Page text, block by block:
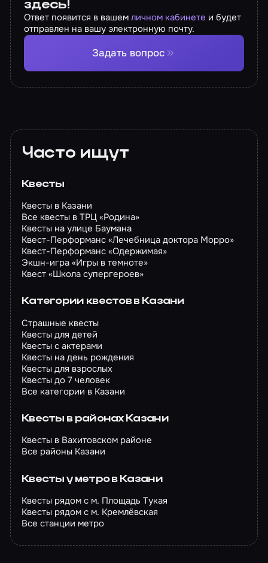
здесь!
Ответ появится в вашемличном кабинете и будет
отправлен на вашу электронную почту.
Задать вопрос
Часто ищут
Квесты
Квесты в Казани
Все квесты в ТРЦ «Родина»
Квесты на улице Баумана
Квест-Перформанс «Лечебница доктора Морро»
Квест-Перформанс «Одержимая»
Экшн-игра «Игры в темноте»
Квест «Школа супергероев»
Категории квестов в Казани
Страшные квесты
Квесты для детей
Квесты с актерами
Квесты на день рождения
Квесты для взрослых
Квесты до 7 человек
Все категории в Казани
Квесты в районах Казани
Квесты в Вахитовском районе
Все районы Казани
Квесты у метро в Казани
Квесты рядом с м. Площадь Тукая
Квесты рядом с м. Кремлёвская
Все станции метро